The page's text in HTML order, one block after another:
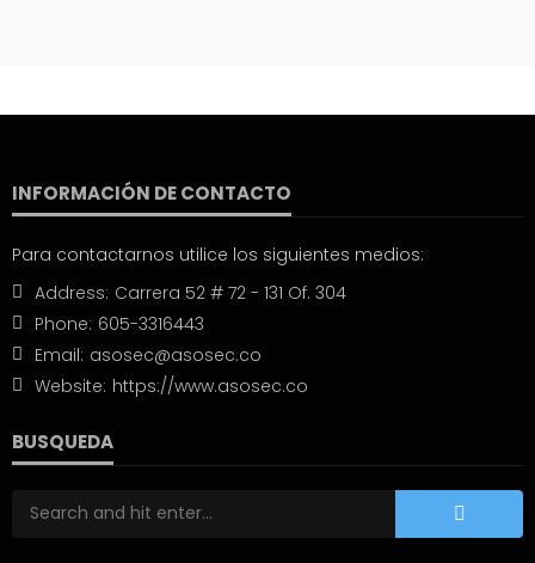
INFORMACIÓN DE CONTACTO
Para contactarnos utilice los siguientes medios:
Address: Carrera 52 # 72 - 131 Of. 304
Phone: 605-3316443
Email: asosec@asosec.co
Website: https://www.asosec.co
BUSQUEDA